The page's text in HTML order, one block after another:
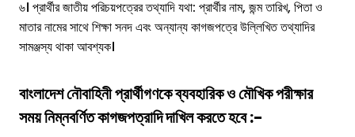
৬। প্রার্থীর জাতীয় পরিচয়পত্রের তথ্যাদি যথা: প্রার্থীর নাম, জন্ম তারিখ, পিতা ও
মাতার নামের সাথে শিক্ষা সনদ এবং অন্যান্য কাগজপত্রে উল্লিখিত তথ্যাদির
সামঞ্জস্য থাকা আবশ্যক।
বাংলাদেশ নৌবাহিনীপ্রার্থীগণকে ব্যবহারিক ও মৌখিক পরীক্ষার
সময় নিম্নবর্ণিত কাগজপত্রাদি দাখিল করতে হবে :-